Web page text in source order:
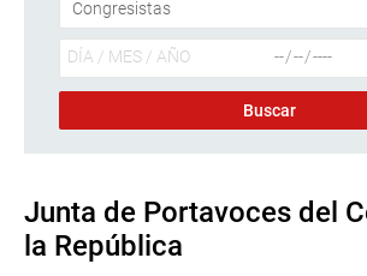
Junta de Portavoces del
la República